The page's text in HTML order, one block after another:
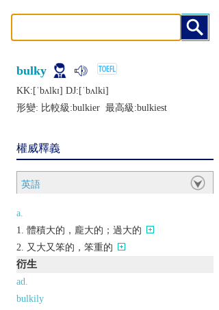
bulky
KK:[ˈbʌlkɪ] DJ:[ˈbʌlki]
形變: 比較級:bulkier 最高級:bulkiest
權威釋義
英語
a.
體積大的，龐大的；過大的
又大又笨的，笨重的
衍生
ad.
bulkily